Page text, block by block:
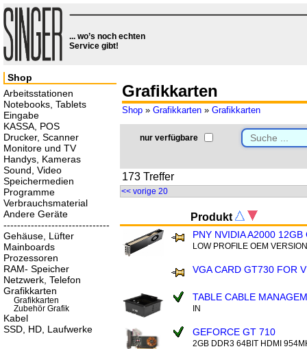
... wo’s noch echten
Service gibt!
Grafikkarten
Shop » Grafikkarten » Grafikkarten
nur verfügbare
173 Treffer
<< vorige 20
Produkt
PNY NVIDIA A2000 12GB
LOW PROFILE OEM
VGA CARD GT730 FOR
TABLE CABLE
IN
GEFORCE GT 710
2GB DDR3 64BIT HDMI
Shop
Arbeitsstationen
Notebooks, Tablets
Eingabe
KASSA, POS
Drucker, Scanner
Monitore und TV
Handys, Kameras
Sound, Video
Speichermedien
Programme
Verbrauchsmaterial
Andere Geräte
-------------------------------
Gehäuse, Lüfter
Mainboards
Prozessoren
RAM- Speicher
Netzwerk, Telefon
Grafikkarten
Grafikkarten
Zubehör Grafik
Kabel
SSD, HD, Laufwerke